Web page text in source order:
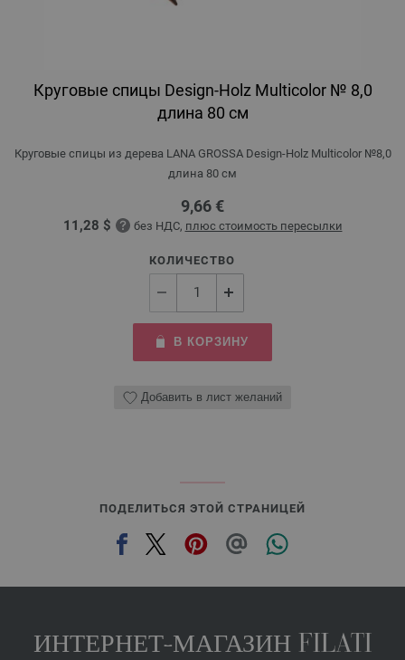
Круговые спицы Design-Holz Multicolor № 8,0
длина 80 см
Круговые спицы из дерева LANA GROSSA Design-Holz Multicolor №8,0
длина 80 см
9,66 €
11,28 $ без НДС, плюс стоимость пересылки
КОЛИЧЕСТВО
В КОРЗИНУ
Добавить в лист желаний
ПОДЕЛИТЬСЯ ЭТОЙ СТРАНИЦЕЙ
ИНТЕРНЕТ-МАГАЗИН FILATI